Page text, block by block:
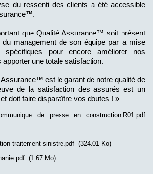
du ressenti des clients a été accessible
que Qualité Assurance™ soit présent
du management de son équipe par la mise
spécifiques pour encore améliorer nos
apporter une totale satisfaction.
est le garant de notre qualité de
de la satisfaction des assurés est un
doit faire disparaître vos doutes ! »
de presse en construction.R01.pdf
traitement sinistre.pdf (324.01 Ko)
(1.67 Mo)